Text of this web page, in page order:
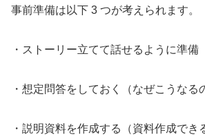
事前準備は以下 3 つが考えられます。
・ストーリー立てて話せるように準備
・想定問答をしておく（なぜこうなる
・説明資料を作成する（資料作成でき